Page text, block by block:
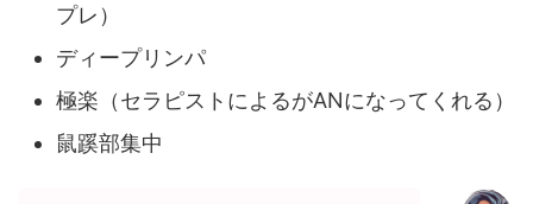
プレ）
ディープリンパ
極楽（セラピストによるがANになってくれる）
鼠蹊部集中